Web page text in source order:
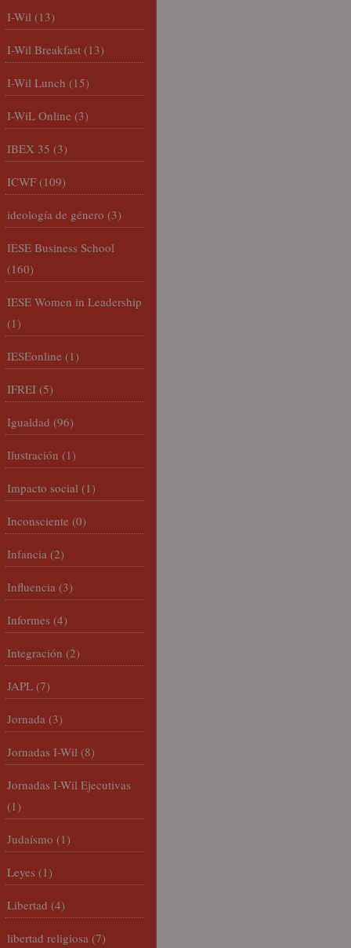
I-Wil (13)
I-Wil Breakfast (13)
I-Wil Lunch (15)
I-WiL Online (3)
IBEX 35 (3)
ICWF (109)
ideología de género (3)
IESE Business School
(160)
IESE Women in Leadership
(1)
IESEonline (1)
IFREI (5)
Igualdad (96)
Ilustración (1)
Impacto social (1)
Inconsciente (0)
Infancia (2)
Influencia (3)
Informes (4)
Integración (2)
JAPL (7)
Jornada (3)
Jornadas I-Wil (8)
Jornadas I-Wil Ejecutivas
(1)
Judaísmo (1)
Leyes (1)
Libertad (4)
libertad religiosa (7)